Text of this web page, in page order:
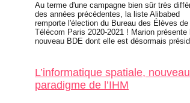
Au terme d'une campagne bien sûr très
des années précédentes, la liste Alibabed
remporte l'élection du Bureau des Élèves de
Télécom Paris 2020-2021 ! Marion présente
nouveau BDE dont elle est désormais
L’informatique spatiale, nouveau
paradigme de l’IHM